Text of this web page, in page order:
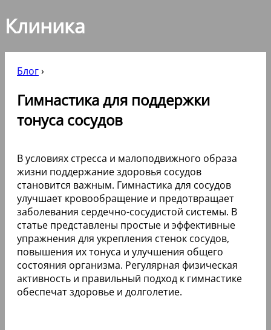
Клиника
Блог›
Гимнастика для поддержки
тонуса сосудов
В условиях стресса и малоподвижного образа
жизни поддержание здоровья сосудов
становится важным. Гимнастика для сосудов
улучшает кровообращение и предотвращает
заболевания сердечно-сосудистой системы. В
статье представлены простые и эффективные
упражнения для укрепления стенок сосудов,
повышения их тонуса и улучшения общего
состояния организма. Регулярная физическая
активность и правильный подход к гимнастике
обеспечат здоровье и долголетие.